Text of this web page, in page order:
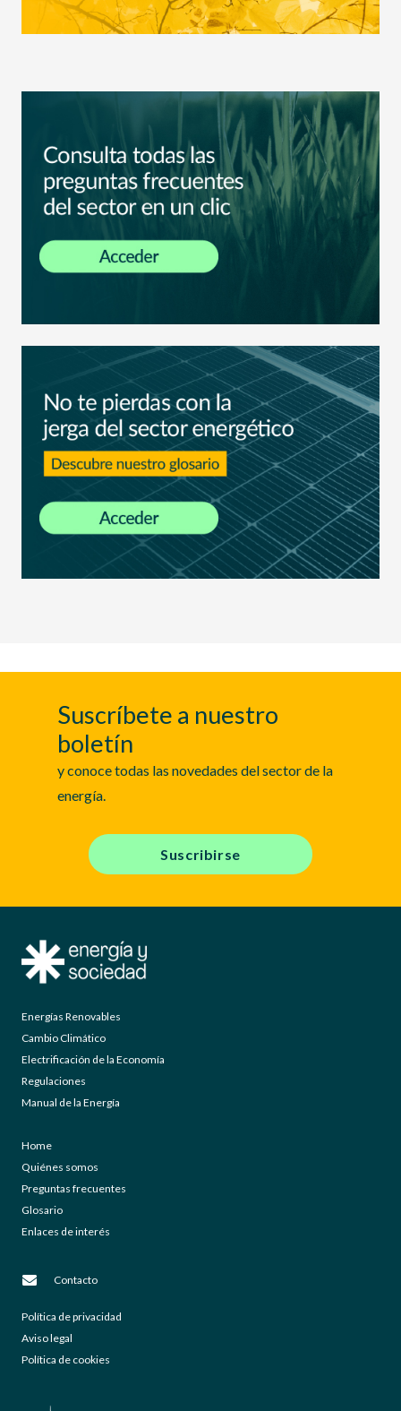
Suscríbete a nuestro
boletín
y conoce todas las novedades del sector de la
energía.
Suscribirse
Energías Renovables
Cambio Climático
Electrificación de la Economía
Regulaciones
Manual de la Energía
Home
Quiénes somos
Preguntas frecuentes
Glosario
Enlaces de interés
Contacto
Política de privacidad
Aviso legal
Política de cookies